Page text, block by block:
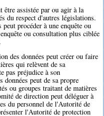
être assistée par ou agir à la
du respect d'autres législations.
procéder à une enquête ou
ou consultation plus ciblée
des données peut créer ou faire
qui relèvent de sa
pas préjudice à son
données peut de sa propre
ou groupes traitant de matières
de direction peut déléguer à
du personnel de l'Autorité de
l'Autorité de protection